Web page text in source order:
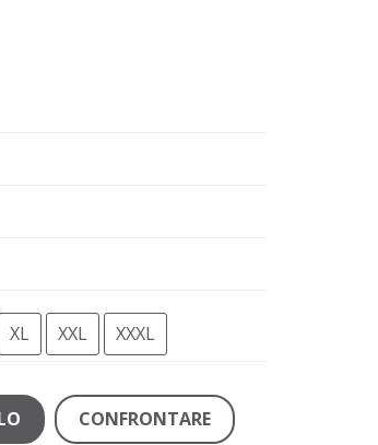
XL XXL XXXL
CONFRONTARE